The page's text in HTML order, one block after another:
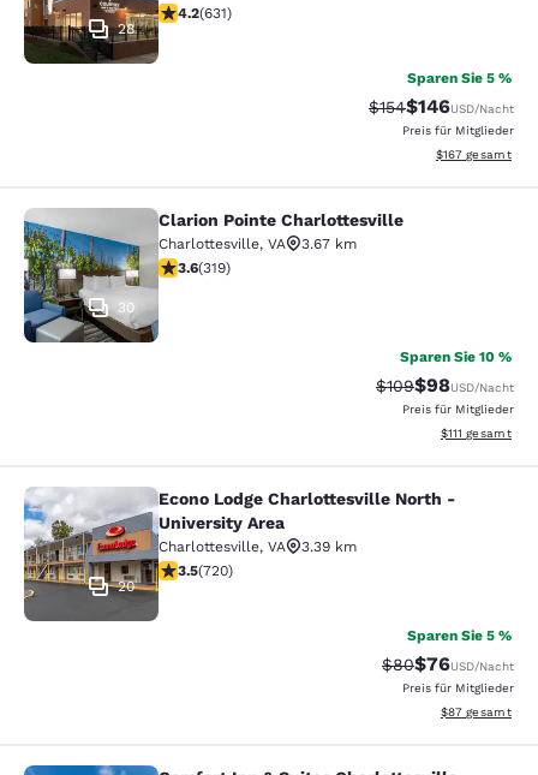
28
4.21-Sterne-Bewertung. Hervorragend. 631
4.2(631)
Sparen Sie 5 %
Durchgestrichener
$154Vergünstigter
$146USD/Nacht
Preis für Mitglieder
Geschätzte
$167 gesamt
Clarion Pointe Charlottesville
30
Clarion Pointe Charlottesville
Charlottesville, VA
3.67 km
3.58-Sterne-Bewertung. Gut. 319 Bewertungen
3.6(319)
Sparen Sie 10 %
Durchgestrichener
$109Vergünstigter
$98USD/Nacht
Preis für Mitglieder
Geschätzte
$111 gesamt
Econo Lodge Charlottesville North
20
Econo Lodge Charlottesville North -
University Area
Charlottesville, VA
3.39 km
3.53-Sterne-Bewertung. Gut. 720 Bewertungen
3.5(720)
Sparen Sie 5 %
Durchgestrichener
$80Vergünstigter
$76USD/Nacht
Preis für Mitglieder
Geschätzte
$87 gesamt